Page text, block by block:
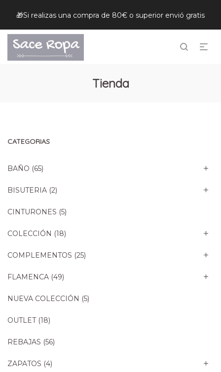
🎁Si realizas una compra de 80€ o superior envió gratis
Tienda
CATEGORIAS
BAÑO (65)
BISUTERIA (2)
CINTURONES (5)
COLECCIÓN (18)
COMPLEMENTOS (25)
FLAMENCA (49)
NUEVA COLECCIÓN (5)
OUTLET (18)
REBAJAS (56)
ZAPATOS (4)